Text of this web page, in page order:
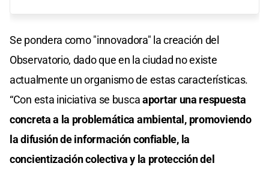
Se pondera como "innovadora" la creación del
Observatorio, dado que en la ciudad no existe
actualmente un organismo de estas características.
“Con esta iniciativa se buscaaportar una respuesta
concreta a la problemática ambiental, promoviendo
la difusión de información confiable, la
concientización colectiva y la protección del